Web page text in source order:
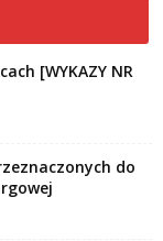
[WYKAZY NR
do